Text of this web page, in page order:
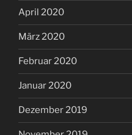
April 2020
März 2020
Februar 2020
Januar 2020
Dezember 2019